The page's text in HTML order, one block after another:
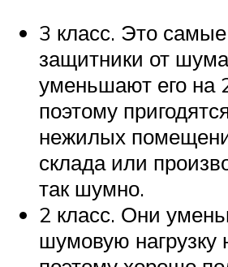
3 класс. Это
защитники от
уменьшают его на
поэтому
нежилых
склада или
так шумно.
2 класс. Они
шумовую нагрузку